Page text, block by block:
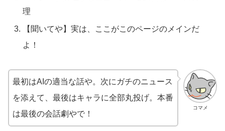
理
【聞いてや】実は、ここがこのページのメインだ
よ！
コマメ
最初はAIの適当な話や。次にガチのニュース
を添えて、最後はキャラに全部丸投げ。本番
は最後の会話劇やで！